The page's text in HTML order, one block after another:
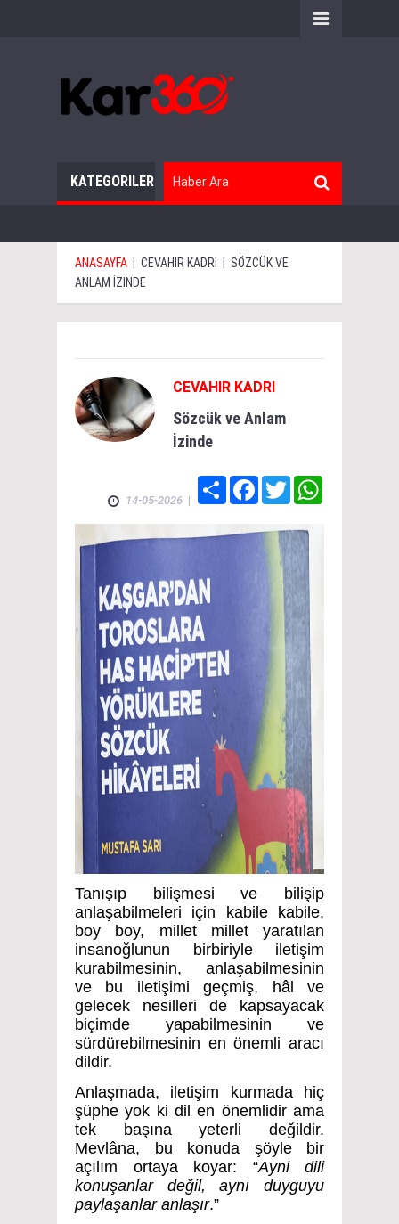
KATEGORILER
ANASAYFA | CEVAHIR KADRI | SÖZCÜK VE
ANLAM İZINDE
CEVAHIR KADRI
Sözcük ve Anlam
İzinde
14-05-2026 |
Share FacebookTwitter
Tanışıp bilişmesi ve bilişip
anlaşabilmeleri için kabile kabile,
boy boy, millet millet yaratılan
insanoğlunun birbiriyle iletişim
kurabilmesinin, anlaşabilmesinin
ve bu iletişimi geçmiş, hâl ve
gelecek nesilleri de kapsayacak
biçimde yapabilmesinin ve
sürdürebilmesinin en önemli aracı
dildir.
Anlaşmada, iletişim kurmada hiç
şüphe yok ki dil en önemlidir ama
tek başına yeterli değildir.
Mevlâna, bu konuda şöyle bir
açılım ortaya koyar: “Ayni dili
konuşanlar değil, aynı duyguyu
paylaşanlar anlaşır.”